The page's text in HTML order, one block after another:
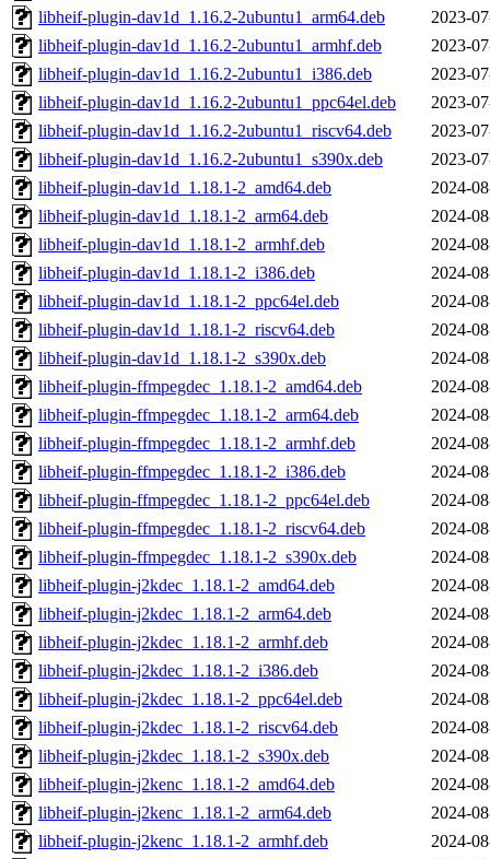
libheif-plugin-dav1d_1.16.2-2ubuntu1_arm64.deb
2023-
libheif-plugin-dav1d_1.16.2-2ubuntu1_armhf.deb
2023-
libheif-plugin-dav1d_1.16.2-2ubuntu1_i386.deb
2023-
libheif-plugin-dav1d_1.16.2-2ubuntu1_ppc64el.deb
2023-
libheif-plugin-dav1d_1.16.2-2ubuntu1_riscv64.deb
2023-
libheif-plugin-dav1d_1.16.2-2ubuntu1_s390x.deb
2023-
libheif-plugin-dav1d_1.18.1-2_amd64.deb
2024-
libheif-plugin-dav1d_1.18.1-2_arm64.deb
2024-
libheif-plugin-dav1d_1.18.1-2_armhf.deb
2024-
libheif-plugin-dav1d_1.18.1-2_i386.deb
2024-
libheif-plugin-dav1d_1.18.1-2_ppc64el.deb
2024-
libheif-plugin-dav1d_1.18.1-2_riscv64.deb
2024-
libheif-plugin-dav1d_1.18.1-2_s390x.deb
2024-
libheif-plugin-ffmpegdec_1.18.1-2_amd64.deb
2024-
libheif-plugin-ffmpegdec_1.18.1-2_arm64.deb
2024-
libheif-plugin-ffmpegdec_1.18.1-2_armhf.deb
2024-
libheif-plugin-ffmpegdec_1.18.1-2_i386.deb
2024-
libheif-plugin-ffmpegdec_1.18.1-2_ppc64el.deb
2024-
libheif-plugin-ffmpegdec_1.18.1-2_riscv64.deb
2024-
libheif-plugin-ffmpegdec_1.18.1-2_s390x.deb
2024-
libheif-plugin-j2kdec_1.18.1-2_amd64.deb
2024-
libheif-plugin-j2kdec_1.18.1-2_arm64.deb
2024-
libheif-plugin-j2kdec_1.18.1-2_armhf.deb
2024-
libheif-plugin-j2kdec_1.18.1-2_i386.deb
2024-
libheif-plugin-j2kdec_1.18.1-2_ppc64el.deb
2024-
libheif-plugin-j2kdec_1.18.1-2_riscv64.deb
2024-
libheif-plugin-j2kdec_1.18.1-2_s390x.deb
2024-
libheif-plugin-j2kenc_1.18.1-2_amd64.deb
2024-
libheif-plugin-j2kenc_1.18.1-2_arm64.deb
2024-
libheif-plugin-j2kenc_1.18.1-2_armhf.deb
2024-